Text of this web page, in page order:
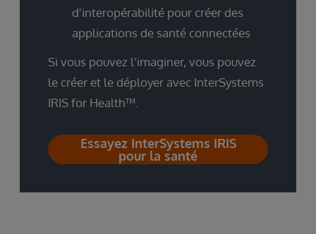
d'interopérabilité pour créer des
applications de santé connectées
Si vous pouvez l’imaginer, vous pouvez
le créer et le déployer avec InterSystems
IRIS for Health™.
Essayez InterSystems IRIS
pour la santé